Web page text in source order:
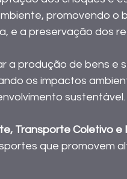
promovendo o
e a preservação dos
a produção de bens e
os impactos
sustentável.
Transporte Coletivo e
que promovem